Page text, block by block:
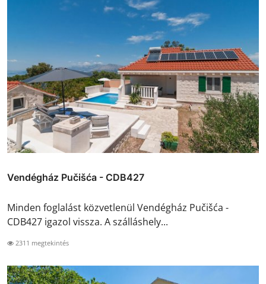
Vendégház Pučišća - CDB427
Minden foglalást közvetlenül Vendégház Pučišća -
CDB427 igazol vissza. A szálláshely...
2311 megtekintés